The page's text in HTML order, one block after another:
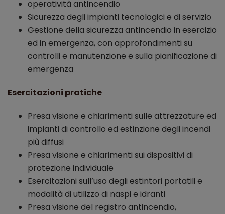
operatività antincendio
Sicurezza degli impianti tecnologici e di servizio
Gestione della sicurezza antincendio in esercizio
ed in emergenza, con approfondimenti su
controlli e manutenzione e sulla pianificazione di
emergenza
Esercitazioni pratiche
Presa visione e chiarimenti sulle attrezzature ed
impianti di controllo ed estinzione degli incendi
più diffusi
Presa visione e chiarimenti sui dispositivi di
protezione individuale
Esercitazioni sull’uso degli estintori portatili e
modalità di utilizzo di naspi e idranti
Presa visione del registro antincendio,